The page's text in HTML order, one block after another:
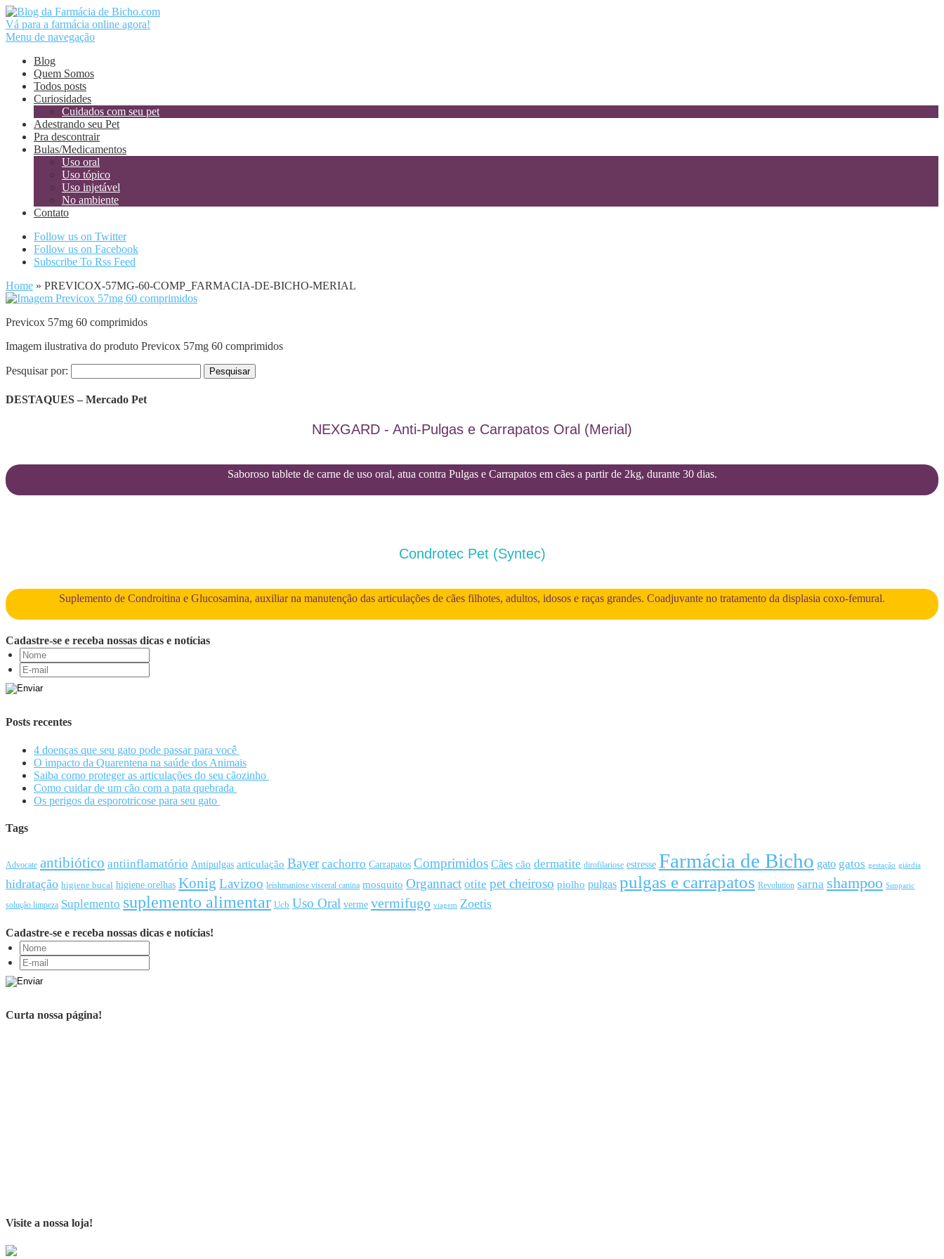
Vá para a farmácia online agora!
Menu de navegação
Blog
Quem Somos
Todos posts
Curiosidades
Cuidados com seu pet
Adestrando seu Pet
Pra descontrair
Bulas/Medicamentos
Uso oral
Uso tópico
Uso injetável
No ambiente
Contato
Follow us on Twitter
Follow us on Facebook
Subscribe To Rss Feed
Home » PREVICOX-57MG-60-COMP_FARMACIA-DE-BICHO-MERIAL
Previcox 57mg 60 comprimidos
Imagem ilustrativa do produto Previcox 57mg 60 comprimidos
Pesquisar por:
DESTAQUES – Mercado Pet
NEXGARD - Anti-Pulgas e Carrapatos Oral (Merial)
Saboroso tablete de carne de uso oral, atua contra Pulgas e Carrapatos em cães a partir de 2kg, durante 30 dias.
Condrotec Pet (Syntec)
Suplemento de Condroitina e Glucosamina, auxiliar na manutenção das articulações de cães filhotes, adultos, idosos e raças grandes. Coadjuvante no tratamento da displasia coxo-femural.
Cadastre-se e receba nossas dicas e notícias
Posts recentes
4 doenças que seu gato pode passar para você
O impacto da Quarentena na saúde dos Animais
Saiba como proteger as articulações do seu cãozinho
Como cuidar de um cão com a pata quebrada
Os perigos da esporotricose para seu gato
Tags
Advocate antibiótico antiinflamatório Antipulgas articulação Bayer cachorro Carrapatos Comprimidos Cães cão dermatite dirofilariose estresse Farmácia de Bicho gato gatos gestação giárdia
hidratação higiene bucal higiene orelhas Konig Lavizoo leishmaniose visceral canina mosquito Organnact otite pet cheiroso piolho pulgas pulgas e carrapatos Revolution sarna shampoo Simparic
solução limpeza Suplemento suplemento alimentar Ucb Uso Oral verme vermifugo viagem Zoetis
Cadastre-se e receba nossas dicas e notícias!
Curta nossa página!
Visite a nossa loja!